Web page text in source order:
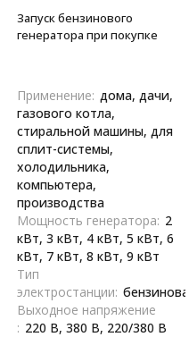
Запуск бензинового
генератора при покупке
Применение: дома, дачи,
газового котла,
стиральной машины, для
сплит-системы,
холодильника,
компьютера,
производства
Мощность генератора: 2
кВт, 3 кВт, 4 кВт, 5 кВт, 6
кВт, 7 кВт, 8 кВт, 9 кВт
Тип
электростанции: бензиновая
Выходное напряжение
: 220 В, 380 В, 220/380 В